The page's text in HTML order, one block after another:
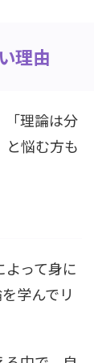
理由
「理論は分
と悩む方も
って身に
学んでリ